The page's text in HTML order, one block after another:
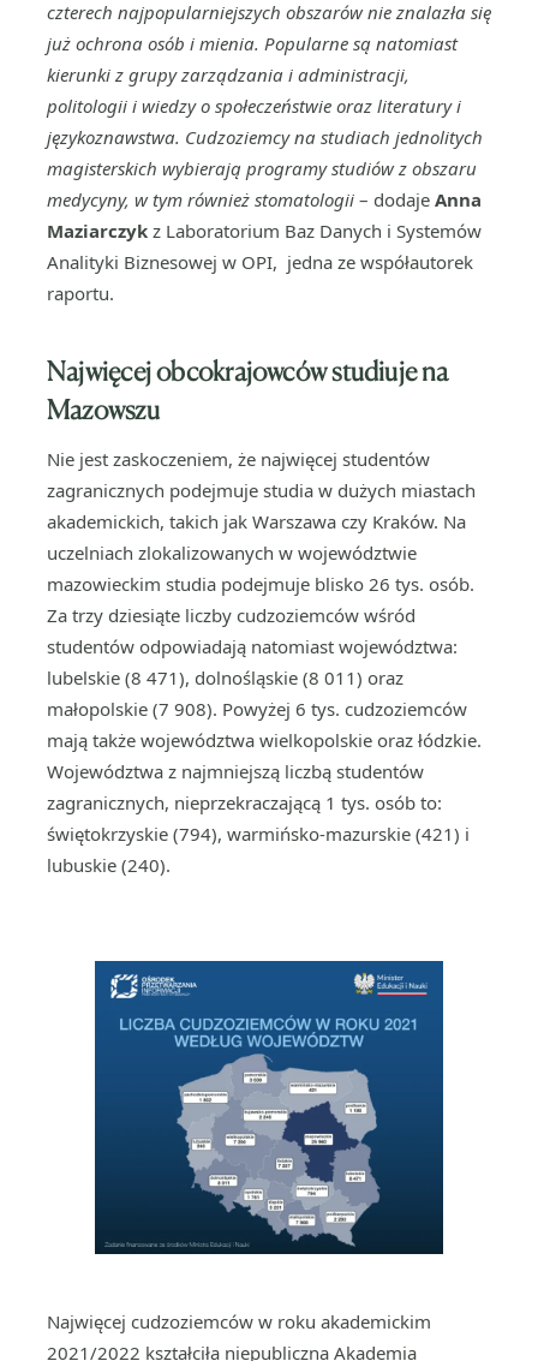
czterech najpopularniejszych obszarów nie znalazła się
już ochrona osób i mienia. Popularne są natomiast
kierunki z grupy zarządzania i administracji,
politologii i wiedzy o społeczeństwie oraz literatury i
językoznawstwa. Cudzoziemcy na studiach jednolitych
magisterskich wybierają programy studiów z obszaru
medycyny, w tym również stomatologii – dodaje Anna
Maziarczyk z Laboratorium Baz Danych i Systemów
Analityki Biznesowej w OPI, jedna ze współautorek
raportu.
Najwięcej obcokrajowców studiuje na
Mazowszu
Nie jest zaskoczeniem, że najwięcej studentów
zagranicznych podejmuje studia w dużych miastach
akademickich, takich jak Warszawa czy Kraków. Na
uczelniach zlokalizowanych w województwie
mazowieckim studia podejmuje blisko 26 tys. osób.
Za trzy dziesiąte liczby cudzoziemców wśród
studentów odpowiadają natomiast województwa:
lubelskie (8 471), dolnośląskie (8 011) oraz
małopolskie (7 908). Powyżej 6 tys. cudzoziemców
mają także województwa wielkopolskie oraz łódzkie.
Województwa z najmniejszą liczbą studentów
zagranicznych, nieprzekraczającą 1 tys. osób to:
świętokrzyskie (794), warmińsko-mazurskie (421) i
lubuskie (240).
Najwięcej cudzoziemców w roku akademickim
2021/2022 kształciła niepubliczna Akademia